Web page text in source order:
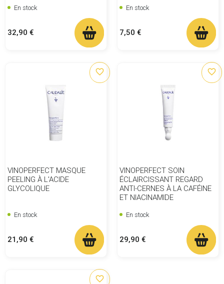
En stock
Prix
32,90 €
En stock
Prix
7,50 €
VINOPERFECT MASQUE
PEELING À L'ACIDE
GLYCOLIQUE
favorite_border
En stock
Prix
21,90 €
VINOPERFECT SOIN
ÉCLAIRCISSANT REGARD
ANTI-CERNES À LA CAFÉINE
ET NIACINAMIDE
favorite_border
En stock
Prix
29,90 €
favorite_border